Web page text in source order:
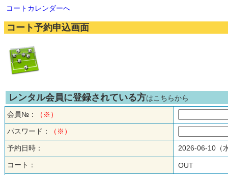
コートカレンダーへ
コート予約申込画面
レンタル会員に登録されている方はこちらから
会員№：
（※）
パスワード： （※）
予約日時： 2026-06-10
コート： OUT